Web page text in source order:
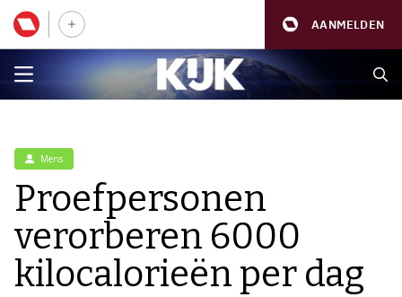
AANMELDEN
Mens
Proefpersonen
verorberen 6000
kilocalorieën per dag